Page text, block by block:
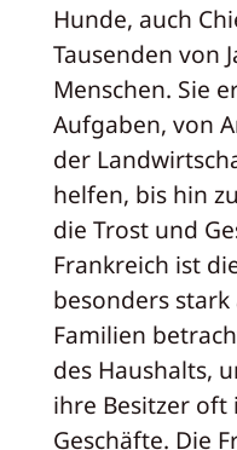
Hunde, auch
Tausenden von
Menschen. Sie
Aufgaben, von
der
helfen, bis hin
die Trost und
Frankreich ist
besonders
Familien
des Haushalts,
ihre Besitzer oft
Geschäfte. Die